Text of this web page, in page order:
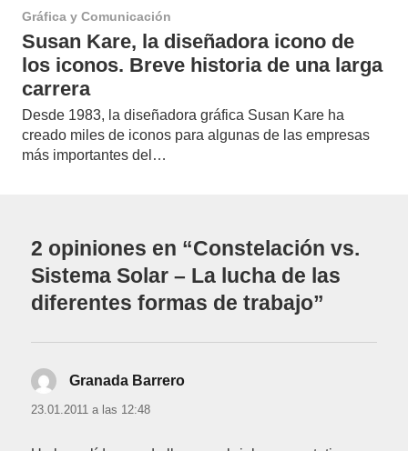
Gráfica y Comunicación
Susan Kare, la diseñadora icono de
los iconos. Breve historia de una larga
carrera
Desde 1983, la diseñadora gráfica Susan Kare ha
creado miles de iconos para algunas de las empresas
más importantes del…
2 opiniones en “Constelación vs.
Sistema Solar – La lucha de las
diferentes formas de trabajo”
Granada Barrero
23.01.2011 a las 12:48